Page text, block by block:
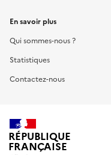
En savoir plus
Qui sommes-nous ?
Statistiques
Contactez-nous
RÉPUBLIQUE
FRANÇAISE